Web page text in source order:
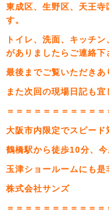
東成区、生野区、天王寺
す。
トイレ、洗面、キッチ
がありましたらご連絡下
最後までご覧いただきあ
また次回の現場日記も宜
＝＝＝＝＝＝＝＝＝＝
大阪市内限定でスピード
鶴橋駅から徒歩10分、
玉津ショールームにも
株式会社サンズ
＝＝＝＝＝＝＝＝＝＝